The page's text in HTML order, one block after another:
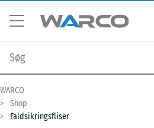
WARCO
Shop
Faldsikringsfliser